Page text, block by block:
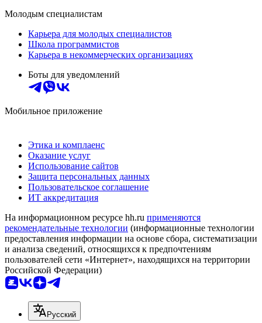
Молодым специалистам
Карьера для молодых специалистов
Школа программистов
Карьера в некоммерческих организациях
Боты для уведомлений
Мобильное приложение
Этика и комплаенс
Оказание услуг
Использование сайтов
Защита персональных данных
Пользовательское соглашение
ИТ аккредитация
На информационном ресурсе hh.ru применяются
рекомендательные технологии (информационные технологии
предоставления информации на основе сбора, систематизации
и анализа сведений, относящихся к предпочтениям
пользователей сети «Интернет», находящихся на территории
Российской Федерации)
Русский